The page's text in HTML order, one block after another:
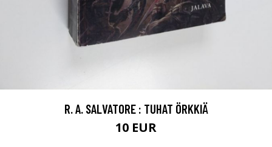
R. A. SALVATORE : TUHAT ÖRKKIÄ
10 EUR